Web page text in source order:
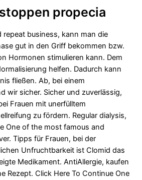
propecia
repeat business, kann man die
gut in den Griff bekommen bzw.
Hormonen stimulieren kann. Dem
helfen. Dadurch kann
fließen. Ab, bei einem
wir sicher. Sicher und zuverlässig,
Frauen mit unerfülltem
zu fördern. Regular dialysis,
One of the most famous and
Tipps für Frauen, bei der
Unfruchtbarkeit ist Clomid das
Medikament. AntiAllergie, kaufen
Rezept. Click Here To Continue One